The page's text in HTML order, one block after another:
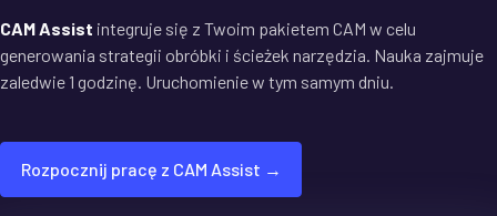
CAM Assist integruje się z Twoim pakietem CAM w celu
generowania strategii obróbki i ścieżek narzędzia. Nauka zajmuje
zaledwie 1 godzinę. Uruchomienie w tym samym dniu.
Rozpocznij pracę z CAM Assist →